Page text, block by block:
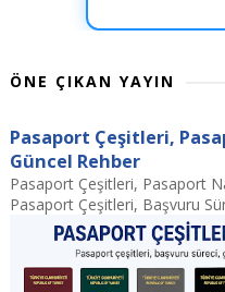
ÖNE ÇIKAN YAYIN
Pasaport Çeşitleri,
Güncel Rehber
Pasaport Çeşitleri, Pasaport
Pasaport Çeşitleri, Başvuru